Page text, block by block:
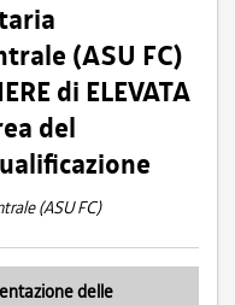
(ASU FC)
di ELEVATA
del
(ASU FC)
delle